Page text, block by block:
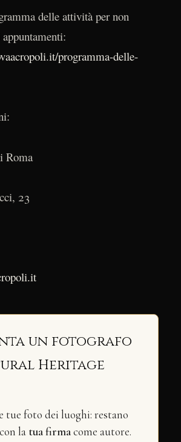
delle attività per non
programma-delle-
Roma
23
un fotografo
Heritage
tue foto dei luoghi: restano
la tua firmacome autore.